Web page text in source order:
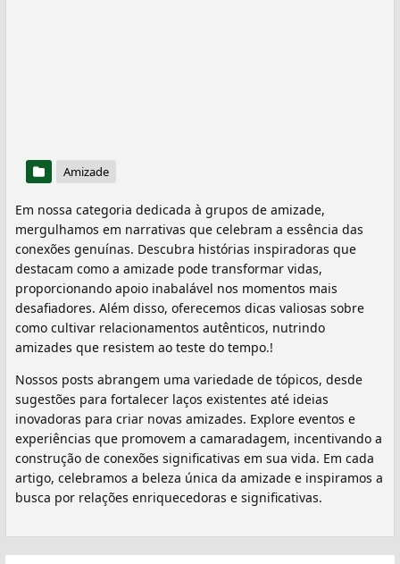
Amizade
Em nossa categoria dedicada à grupos de amizade,
mergulhamos em narrativas que celebram a essência das
conexões genuínas. Descubra histórias inspiradoras que
destacam como a amizade pode transformar vidas,
proporcionando apoio inabalável nos momentos mais
desafiadores. Além disso, oferecemos dicas valiosas sobre
como cultivar relacionamentos autênticos, nutrindo
amizades que resistem ao teste do tempo.!
Nossos posts abrangem uma variedade de tópicos, desde
sugestões para fortalecer laços existentes até ideias
inovadoras para criar novas amizades. Explore eventos e
experiências que promovem a camaradagem, incentivando a
construção de conexões significativas em sua vida. Em cada
artigo, celebramos a beleza única da amizade e inspiramos a
busca por relações enriquecedoras e significativas.